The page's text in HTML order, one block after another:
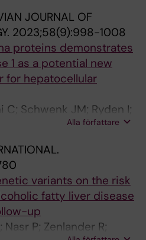
JOURNAL OF
2023;58(9):998-1008
proteins demonstrates
1 as a potential new
for hepatocellular
C; Schwenk JM; Ryden I;
C; Eggertsen G; Stal P
Alla författare
variants on the risk
fatty liver disease
up
P; Zenlander R;